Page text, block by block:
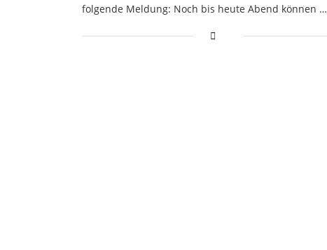
folgende Meldung: Noch bis heute Abend können …